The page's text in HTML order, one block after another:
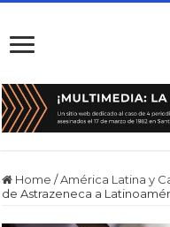
Home /América Latina y
de Astrazeneca a